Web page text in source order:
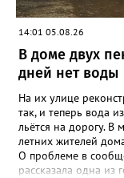
14:01 05.08.26
В доме двух
дней нет воды
На их улице
так, и теперь вода
льётся на дорогу.
летних жителей
О проблеме в
рассказала одна